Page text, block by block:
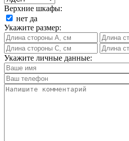
Верхние шкафы:
нет да
Укажите размер:
Укажите личные данные: